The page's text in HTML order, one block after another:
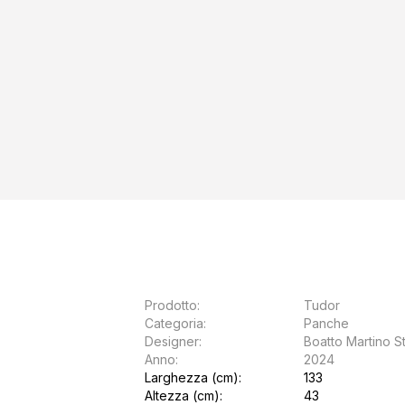
Prodotto:
Categoria:
Designer:
Anno:
Tudor
Panche
Boatto Martino
2024
Larghezza (cm):
Altezza (cm):
133
43